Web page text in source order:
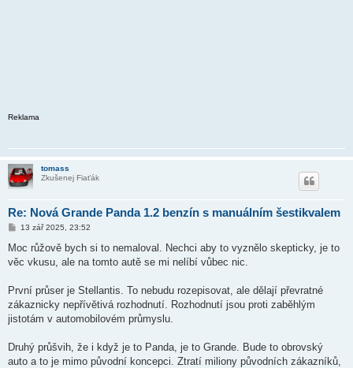
Reklama
tomass
Zkušenej Fiaťák
Re: Nová Grande Panda 1.2 benzín s manuálním šestikvalem
P
í
p
e
k
13 zář 2025, 23:52
Moc růžově bych si to nemaloval. Nechci aby to vyznělo skepticky, je to
věc vkusu, ale na tomto autě se mi nelíbí vůbec nic.
První průser je Stellantis. To nebudu rozepisovat, ale dělají převratné
zákaznicky nepřívětivá rozhodnutí. Rozhodnutí jsou proti zaběhlým
jistotám v automobilovém průmyslu.
Druhý průšvih, že i když je to Panda, je to Grande. Bude to obrovský
auto a to je mimo původní koncepci. Ztratí miliony původních zákazníků,